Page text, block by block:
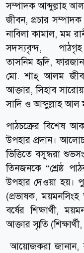
সম্পাদক আব্দুল্লাহ
জীবন, প্রচার
নাবিলা কামাল, মম
সদস্যবৃন্দ, পাঠগৃহ
তাসনিম হৃদি,
মো. শাহ্ আলম
আক্তার, সিহাব
সাদি ও আব্দুল্লাহ আল
পাঠচক্রের বিশেষ
উপহার প্রদান।
ভিত্তিতে বসুন্ধরা
তিনজনকে “শ্রেষ্ঠ
উপহার দেওয়া হয়।
(প্রভাষক,
বর্ষের শিক্ষার্থী,
আক্তার স্মৃতি
আয়োজকরা জানান,